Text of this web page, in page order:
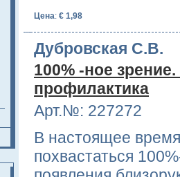
Цена: € 1,98
Дубровская С.В.
100% -ное
профилактика
Арт.№: 227272
В настоящее
похвастаться